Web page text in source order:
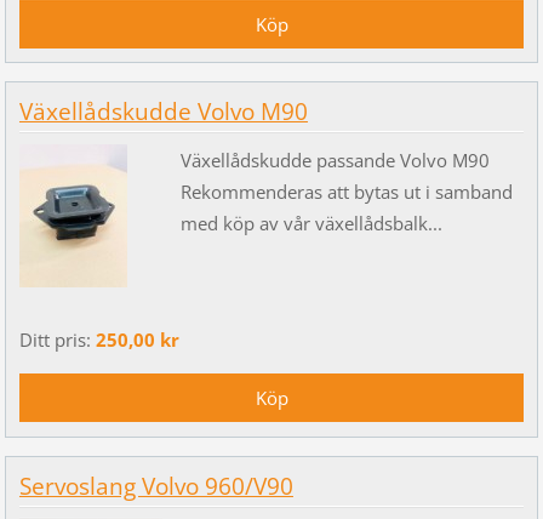
Växellådskudde Volvo M90
Växellådskudde passande Volvo M90
Rekommenderas att bytas ut i samband
med köp av vår växellådsbalk...
Ditt pris: 250,00 kr
Servoslang Volvo 960/V90